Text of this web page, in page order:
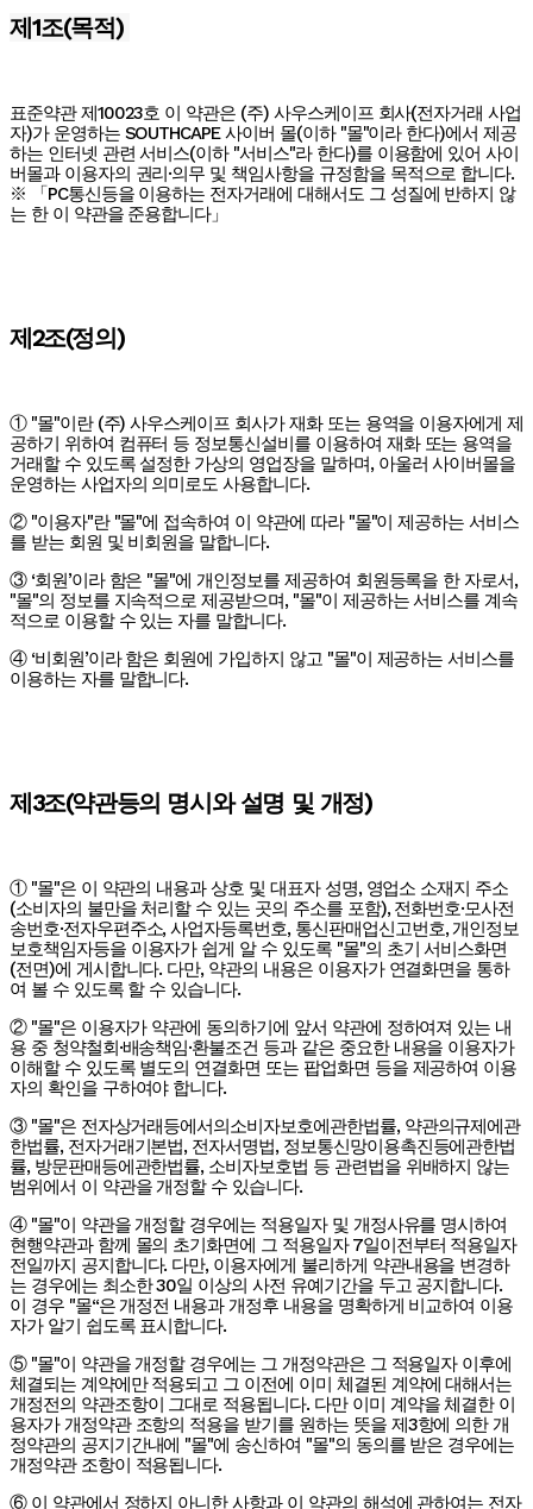
제1조(목적)
표준약관 제10023호 이 약관은 (주) 사우스케이프 회사(전자거래 사업
자)가 운영하는 SOUTHCAPE 사이버 몰(이하 "몰"이라 한다)에서 제공
하는 인터넷 관련 서비스(이하 "서비스"라 한다)를 이용함에 있어 사이
버몰과 이용자의 권리·의무 및 책임사항을 규정함을 목적으로 합니다.
※ 「PC통신등을 이용하는 전자거래에 대해서도 그 성질에 반하지 않
는 한 이 약관을 준용합니다」
제2조(정의)
① "몰"이란 (주) 사우스케이프 회사가 재화 또는 용역을 이용자에게 제
공하기 위하여 컴퓨터 등 정보통신설비를 이용하여 재화 또는 용역을
거래할 수 있도록 설정한 가상의 영업장을 말하며, 아울러 사이버몰을
운영하는 사업자의 의미로도 사용합니다.
② "이용자"란 "몰"에 접속하여 이 약관에 따라 "몰"이 제공하는 서비스
를 받는 회원 및 비회원을 말합니다.
③ ‘회원’이라 함은 "몰"에 개인정보를 제공하여 회원등록을 한 자로서,
"몰"의 정보를 지속적으로 제공받으며, "몰"이 제공하는 서비스를 계속
적으로 이용할 수 있는 자를 말합니다.
④ ‘비회원’이라 함은 회원에 가입하지 않고 "몰"이 제공하는 서비스를
이용하는 자를 말합니다.
제3조(약관등의 명시와 설명 및 개정)
① "몰"은 이 약관의 내용과 상호 및 대표자 성명, 영업소 소재지 주소
(소비자의 불만을 처리할 수 있는 곳의 주소를 포함), 전화번호·모사전
송번호·전자우편주소, 사업자등록번호, 통신판매업신고번호, 개인정보
보호책임자등을 이용자가 쉽게 알 수 있도록 "몰"의 초기 서비스화면
(전면)에 게시합니다. 다만, 약관의 내용은 이용자가 연결화면을 통하
여 볼 수 있도록 할 수 있습니다.
② "몰"은 이용자가 약관에 동의하기에 앞서 약관에 정하여져 있는 내
용 중 청약철회·배송책임·환불조건 등과 같은 중요한 내용을 이용자가
이해할 수 있도록 별도의 연결화면 또는 팝업화면 등을 제공하여 이용
자의 확인을 구하여야 합니다.
③ "몰"은 전자상거래등에서의소비자보호에관한법률, 약관의규제에관
한법률, 전자거래기본법, 전자서명법, 정보통신망이용촉진등에관한법
률, 방문판매등에관한법률, 소비자보호법 등 관련법을 위배하지 않는
범위에서 이 약관을 개정할 수 있습니다.
④ "몰"이 약관을 개정할 경우에는 적용일자 및 개정사유를 명시하여
현행약관과 함께 몰의 초기화면에 그 적용일자 7일이전부터 적용일자
전일까지 공지합니다. 다만, 이용자에게 불리하게 약관내용을 변경하
는 경우에는 최소한 30일 이상의 사전 유예기간을 두고 공지합니다.
이 경우 "몰“은 개정전 내용과 개정후 내용을 명확하게 비교하여 이용
자가 알기 쉽도록 표시합니다.
⑤ "몰"이 약관을 개정할 경우에는 그 개정약관은 그 적용일자 이후에
체결되는 계약에만 적용되고 그 이전에 이미 체결된 계약에 대해서는
개정전의 약관조항이 그대로 적용됩니다. 다만 이미 계약을 체결한 이
용자가 개정약관 조항의 적용을 받기를 원하는 뜻을 제3항에 의한 개
정약관의 공지기간내에 "몰"에 송신하여 "몰"의 동의를 받은 경우에는
개정약관 조항이 적용됩니다.
⑥ 이 약관에서 정하지 아니한 사항과 이 약관의 해석에 관하여는 전자